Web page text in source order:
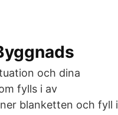
och dina
fylls i av
blanketten och fyll i